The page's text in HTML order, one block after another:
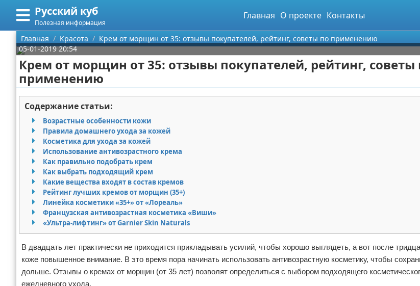
Русский куб
Полезная информация
Главная О проекте Контакты
Меню
Главная
Категории
Программирование
Бизнес
Красота
Мода
Отношения
Самосовершенствование
Финансы
Поиск
О проекте
Контакты
Сотрудничество
Размещение рекламы
Для правообладателей
Условия предоставления информации
Отказ от ответственности
Главная Красота
Крем от морщин от 35: отзывы покупателей, рейтинг, советы по применению
05-01-2019 20:54
Крем от морщин от 35: отзывы покупателей, рейтинг, советы
применению
Содержание статьи:
Возрастные особенности кожи
Правила домашнего ухода за кожей
Косметика для ухода за кожей
Использование антивозрастного крема
Как правильно подобрать крем
Как выбрать подходящий крем
Какие вещества входят в состав кремов
Рейтинг лучших кремов от морщин (35+)
Линейка косметики «35+» от «Лореаль»
Французская антивозрастная косметика «Виши»
«Ультра-лифтинг» от Garnier Skin Naturals
В двадцать лет практически не приходится прикладывать усилий, чтобы хорошо выглядеть, а вот после
коже повышенное внимание. В это время пора начинать использовать антивозрастную косметику, чтобы
дольше. Отзывы о кремах от морщин (от 35 лет) позволят определиться с выбором подходящего
ежедневного ухода.